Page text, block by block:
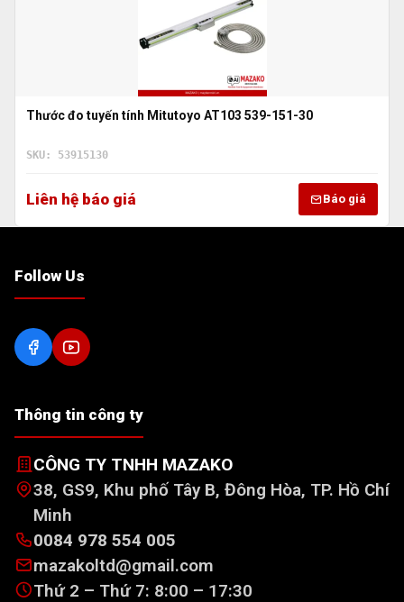
Thước đo tuyến tính Mitutoyo AT103 539-151-30
SKU: 53915130
Liên hệ báo giá Báo giá
Follow Us
Thông tin công ty
CÔNG TY TNHH MAZAKO
38, GS9, Khu phố Tây B, Đông Hòa, TP. Hồ Chí
Minh
0084 978 554 005
mazakoltd@gmail.com
Thứ 2 – Thứ 7: 8:00 – 17:30